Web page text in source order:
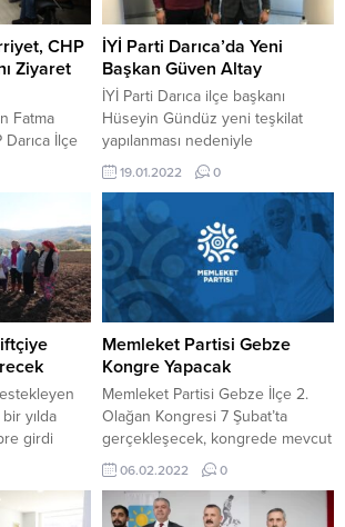
CHP
Ziyaret
Fatma
İlçe
Belediye
Hürriyet ve
ilçe
Darıca İlçe
ve
İlçe
ile sohbet
İYİ Parti Darıca’da Yeni
Başkan Güven Altay
İYİ Parti Darıca ilçe başkanı
Hüseyin Gündüz yeni teşkilat
yapılanması nedeniyle
yönetimiyle birlikte görevinden
istifa etmişti. İYİ Parti Darıca İlçe
Teşkilatı’nda yeni başkan Güven
Altay oldu. İYİ Parti Kocaeli İl
Teşkilatı’nda olası erken seçim
öncesi teşkilatlarda yeni
yapılanma çalışmaları devam
ediyor. Kandıra ilçe başkanı Hilal
Kübra Altınay ve Çayırova ilçe...
19.01.2022 0
yılda
girdi
yüzde
verecek.
Belediyesi,
Memleket Partisi Gebze
Kongre Yapacak
Memleket Partisi Gebze İlçe 2.
Olağan Kongresi 7 Şubat’ta
gerçekleşecek, kongrede mevcut
başkan İsmail Aşak tek aday. İlçe
Başkanı İsmail Aşak kongreyle
ilgili olarak şunları ifade etti:
06.02.2022 0